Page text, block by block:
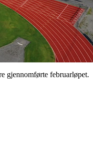
gjennomførte februarløpet.